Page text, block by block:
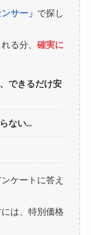
サー」 で探し
る分、確実に
できるだけ安
ない…
ケートに答え
は、特別価格